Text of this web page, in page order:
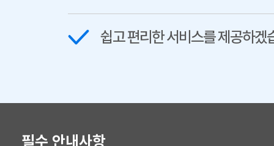
쉽고 편리한 서비스를 제공하겠
필수 안내사항